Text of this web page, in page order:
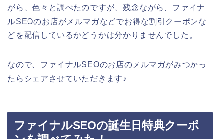
がら、色々と調べたのですが、残念ながら、ファイナ
ルSEOのお店がメルマガなどでお得な割引クーポンな
どを配信しているかどうかは分かりませんでした。
なので、ファイナルSEOのお店のメルマガがみつかっ
たらシェアさせていただきます♪
ファイナルSEOの誕生日特典クーポ